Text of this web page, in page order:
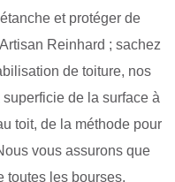
et protéger de
Reinhard ; sachez
de toiture, nos
de la surface à
toit, de la méthode pour
vous assurons que
toutes les bourses.